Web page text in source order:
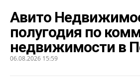
Авито
полугодия по
недвижимости в
06.08.2026 15:59